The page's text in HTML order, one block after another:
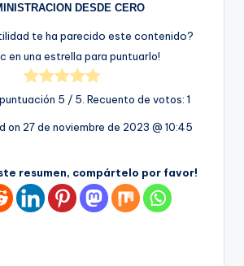
DESDE CERO
te ha parecido este contenido?
en una estrella para puntuarlo!
5 / 5. Recuento de votos: 1
on 27 de noviembre de 2023 @ 10:45
resumen, compártelo por favor!